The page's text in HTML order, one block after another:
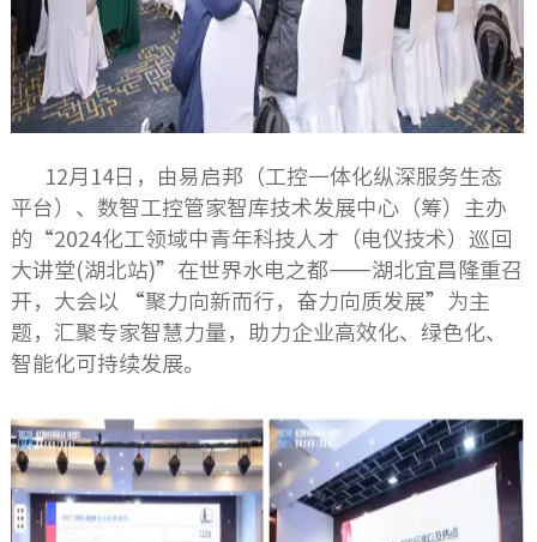
12月14日，由易启邦（工控一体化纵深服务生态
平台）、数智工控管家智库技术发展中心（筹）主办
的“2024化工领域中青年科技人才（电仪技术）巡回
大讲堂(湖北站)”在世界水电之都——湖北宜昌隆重召
开，大会以 “聚力向新而行，奋力向质发展”为主
题，汇聚专家智慧力量，助力企业高效化、绿色化、
智能化可持续发展。